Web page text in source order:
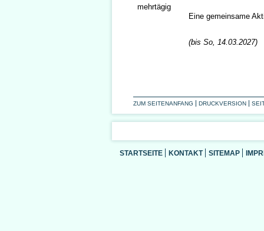
mehrtägig
Eine gemeinsame
(bis So, 14.03.2027)
ZUM SEITENANFANG DRUCKVERSION
STARTSEITE KONTAKT SITEMAP